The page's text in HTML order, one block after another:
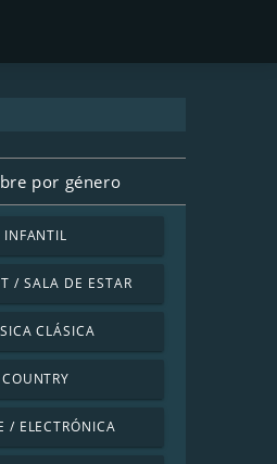
por género
INFANTIL
/ SALA DE ESTAR
CLÁSICA
COUNTRY
/ ELECTRÓNICA